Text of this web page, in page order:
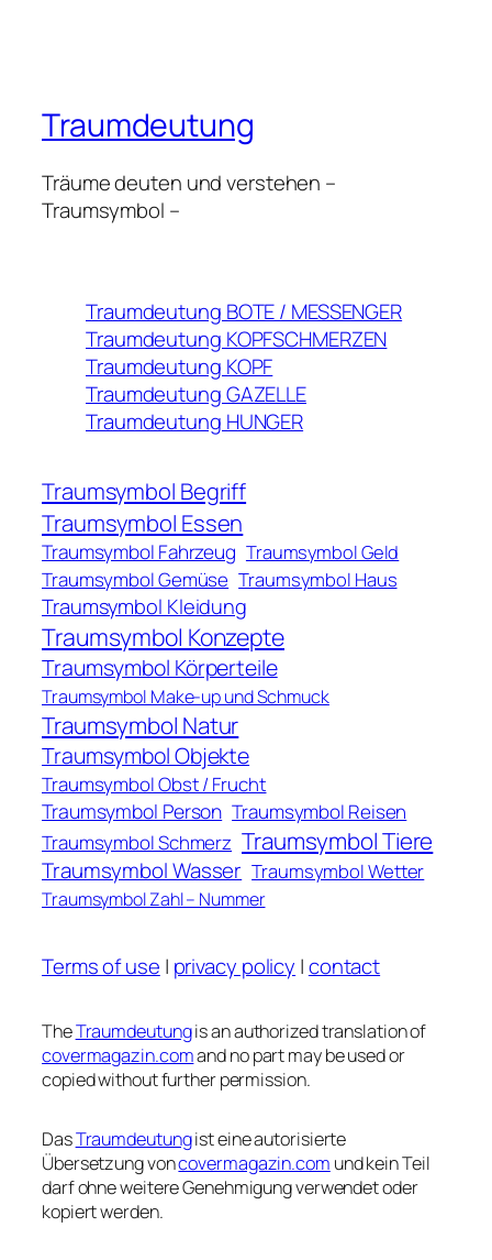
Traumdeutung
Träume deuten und verstehen –
Traumsymbol –
Traumdeutung BOTE / MESSENGER
Traumdeutung KOPFSCHMERZEN
Traumdeutung KOPF
Traumdeutung GAZELLE
Traumdeutung HUNGER
Traumsymbol Begriff
Traumsymbol Essen
Traumsymbol Fahrzeug Traumsymbol Geld
Traumsymbol Gemüse Traumsymbol Haus
Traumsymbol Kleidung
Traumsymbol Konzepte
Traumsymbol Körperteile
Traumsymbol Make-up und Schmuck
Traumsymbol Natur
Traumsymbol Objekte
Traumsymbol Obst / Frucht
Traumsymbol Person Traumsymbol Reisen
Traumsymbol Schmerz Traumsymbol Tiere
Traumsymbol Wasser Traumsymbol Wetter
Traumsymbol Zahl – Nummer
Terms of use | privacy policy |contact
TheTraumdeutungis an authorized translation of
covermagazin.comand no part may be used or
copied without further permission.
DasTraumdeutungist eine autorisierte
Übersetzung voncovermagazin.com und kein Teil
darf ohne weitere Genehmigung verwendet oder
kopiert werden.